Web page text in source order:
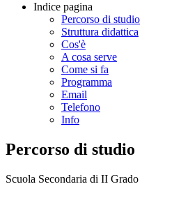
Indice pagina
Percorso di studio
Struttura didattica
Cos'è
A cosa serve
Come si fa
Programma
Email
Telefono
Info
Percorso di studio
Scuola Secondaria di II Grado